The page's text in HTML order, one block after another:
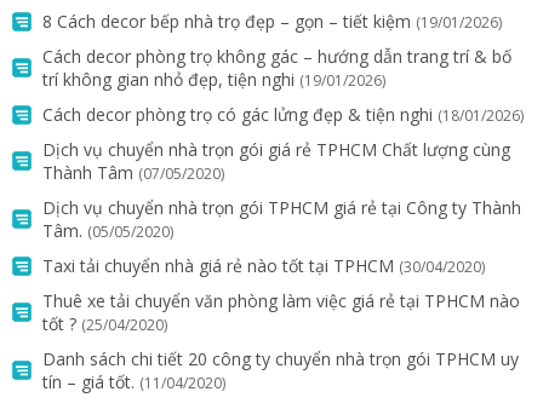
8 Cách decor bếp nhà trọ đẹp – gọn – tiết kiệm (19/01/2026)
Cách decor phòng trọ không gác – hướng dẫn trang trí & bố
trí không gian nhỏ đẹp, tiện nghi (19/01/2026)
Cách decor phòng trọ có gác lửng đẹp & tiện nghi (18/01/2026)
Dịch vụ chuyển nhà trọn gói giá rẻ TPHCM Chất lượng cùng
Thành Tâm (07/05/2020)
Dịch vụ chuyển nhà trọn gói TPHCM giá rẻ tại Công ty Thành
Tâm. (05/05/2020)
Taxi tải chuyển nhà giá rẻ nào tốt tại TPHCM (30/04/2020)
Thuê xe tải chuyển văn phòng làm việc giá rẻ tại TPHCM nào
tốt ? (25/04/2020)
Danh sách chi tiết 20 công ty chuyển nhà trọn gói TPHCM uy
tín – giá tốt. (11/04/2020)